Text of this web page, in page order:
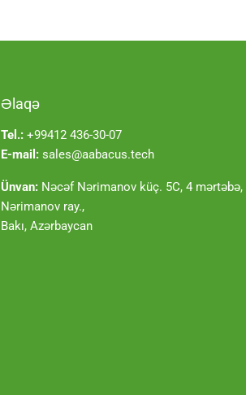
Əlaqə
Tel.: +99412 436-30-07
E-mail: sales@aabacus.tech
Ünvan: Nəcəf Nərimanov küç. 5C, 4 mərtəbə,
Nərimanov ray.,
Bakı, Azərbaycan